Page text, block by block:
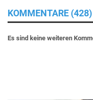
KOMMENTARE (428)
Es sind keine weiteren